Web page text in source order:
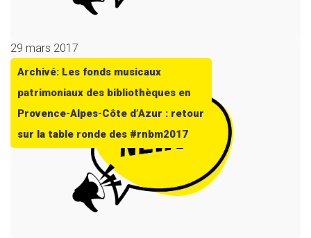
29 mars 2017
Archivé: Les fonds musicaux
patrimoniaux des bibliothèques en
Provence-Alpes-Côte d’Azur : retour
sur la table ronde des #rnbm2017